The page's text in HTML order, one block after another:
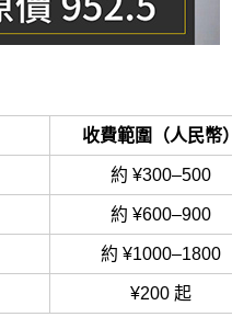
收費範圍（人民幣）
約 ¥300–500
約 ¥600–900
約 ¥1000–1800
¥200 起